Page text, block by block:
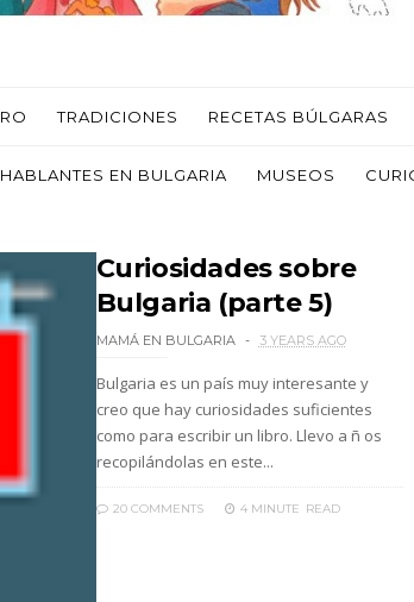
TRADICIONES RECETAS BÚLGARAS
EN BULGARIA MUSEOS
Curiosidades sobre
Bulgaria (parte 5)
MAMÁ EN BULGARIA 3 YEARS AGO
Bulgaria es un país muy interesante y
creo que hay curiosidades suficientes
como para escribir un libro. Llevo a ñ os
recopilándolas en este...
20 COMMENTS 4 MINUTE READ